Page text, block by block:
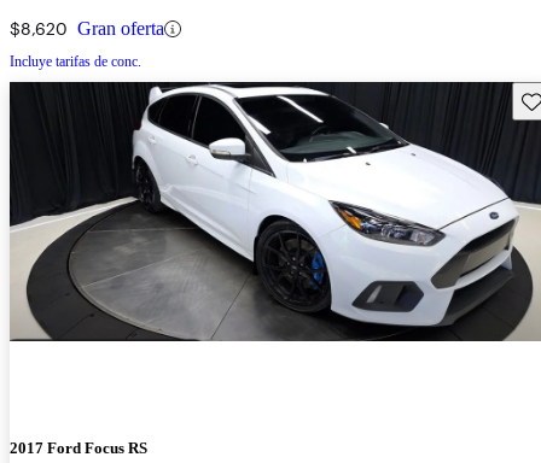
$8,620 Gran oferta
Incluye tarifas de conc.
2017 Ford Focus RS